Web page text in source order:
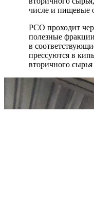
числе и пищевые
РСО проходит
полезные
в
прессуются в
вторичного сырья